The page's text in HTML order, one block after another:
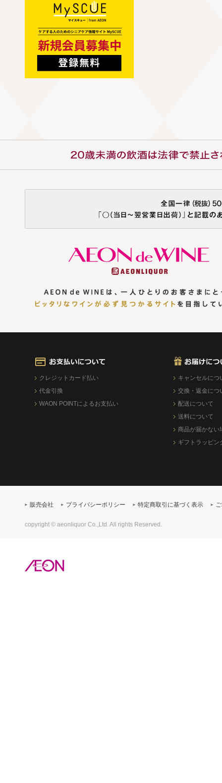
クレジットカード払い
代金引換
WAON POINTによるお支払い
キャンセルにつ
交換・返金につ
配送について
送料について
商品が届かない
ギフトラッピン
販売会社 プライバシーポリシー 特定商取引に基づく表示
copyright © aeonliquor Co.,Ltd. All rights Reserved.